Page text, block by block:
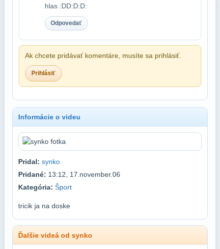
hlas :DD:D:D:
Odpovedať
Ak chcete pridávať komentáre, musíte sa prihlásiť.
Prihlásiť
Informácie o videu
Pridal: synko
Pridané: 13:12, 17.november.06
Kategória: Šport
tricik ja na doske
Ďalšie videá od synko